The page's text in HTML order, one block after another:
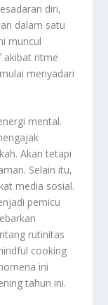
diri,
dalam satu
muncul
akibat ritme
menyadari
mental.
Akan tetapi
Selain itu,
media sosial.
pemicu
rutinitas
cooking
ini
tahun ini.